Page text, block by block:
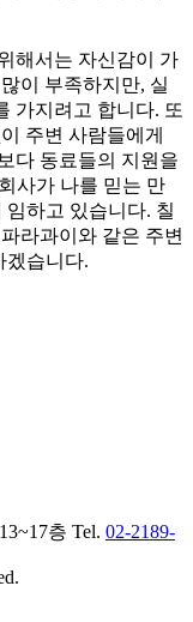
해서는 자신감이 가
이 부족하지만, 실
가지려고 합니다. 또
주변 사람들에게
다 동료들의 지원을
사가 나를 믿는 만
임하고 있습니다. 칠
라과이와 같은 주변
겠습니다.
층 Tel. 02-2189-